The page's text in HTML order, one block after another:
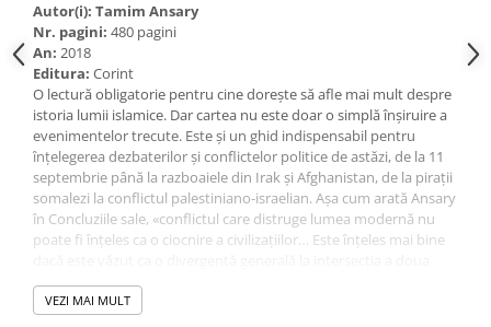
Autor(i): Tamim Ansary
Nr. pagini: 480 pagini
An: 2018
Editura: Corint
O lectură obligatorie pentru cine dorește să afle mai mult despre
istoria lumii islamice. Dar cartea nu este doar o simplă înșiruire a
evenimentelor trecute. Este și un ghid indispensabil pentru
înțelegerea dezbaterilor și conflictelor politice de astăzi, de la 11
septembrie până la razboaiele din Irak și Afghanistan, de la pirații
somalezi la conflictul palestiniano-israelian. Așa cum arată Ansary
în Concluziile sale, «conflictul care distruge lumea modernă nu
poate fi înțeles ca o ciocnire a civilizațiilor… Este înțeles mai bine
istorii mondiale discordante».” San Francisco Chronicle
VEZI MAI MULT